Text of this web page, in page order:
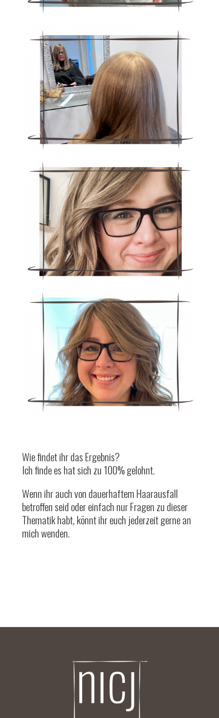
Wie findet ihr das Ergebnis?
Ich finde es hat sich zu 100% gelohnt.
Wenn ihr auch von dauerhaftem Haarausfall
betroffen seid oder einfach nur Fragen zu dieser
Thematik habt, könnt ihr euch jederzeit gerne an
mich wenden.